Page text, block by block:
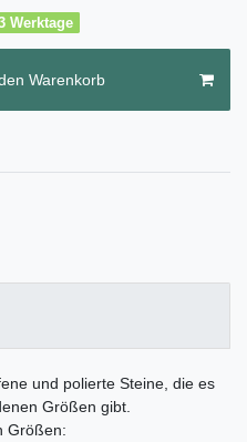
Werktage
Warenkorb
und polierte Steine, die es
Größen gibt.
Größen: